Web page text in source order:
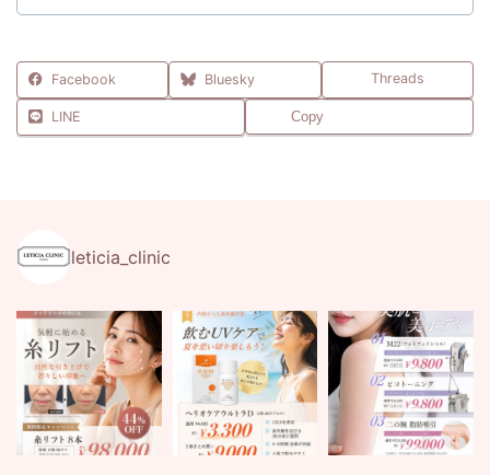
Facebook Bluesky Threads
LINE Copy
leticia_clinic